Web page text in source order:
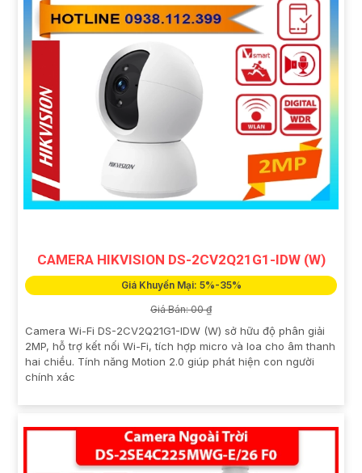
CAMERA HIKVISION DS-2CV2Q21G1-IDW (W)
Giá Khuyến Mại: 5%-35%
Giá Bán: 00 ₫
Camera Wi-Fi DS-2CV2Q21G1-IDW (W) sở hữu độ phân giải
2MP, hỗ trợ kết nối Wi-Fi, tích hợp micro và loa cho âm thanh
hai chiều. Tính năng Motion 2.0 giúp phát hiện con người
chính xác